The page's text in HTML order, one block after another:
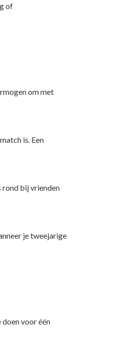
of
om met
is. Een
rond bij vrienden
je tweejarige
voor één